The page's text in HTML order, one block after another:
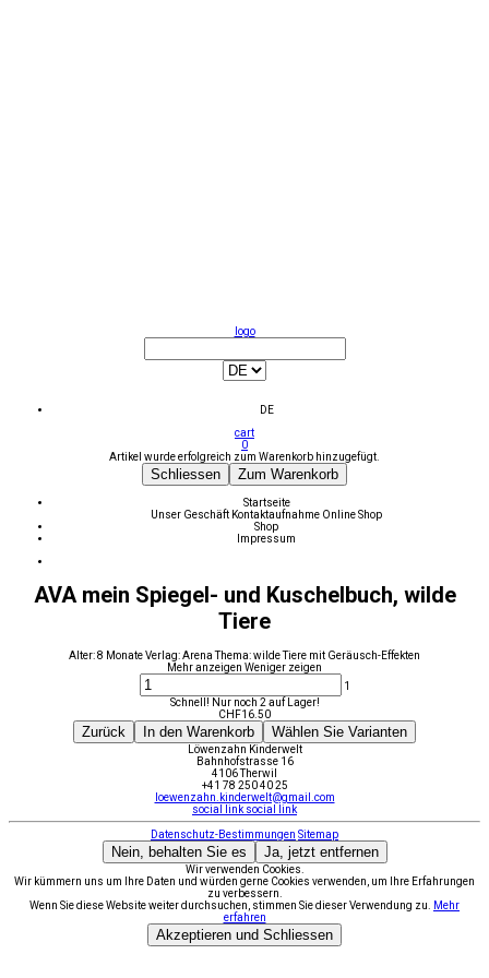
logo
DE
cart
0
Artikel wurde erfolgreich zum Warenkorb hinzugefügt.
Schliessen Zum Warenkorb
Startseite
Unser Geschäft Kontaktaufnahme Online Shop
Shop
Impressum
AVA mein Spiegel- und Kuschelbuch, wilde
Tiere
Alter: 8 Monate Verlag: Arena Thema: wilde Tiere mit Geräusch-Effekten
Mehr anzeigen Weniger zeigen
1
Schnell! Nur noch 2 auf Lager!
CHF16.50
Zurück In den Warenkorb Wählen Sie Varianten
Löwenzahn Kinderwelt
Bahnhofstrasse 16
4106 Therwil
+41 78 250 40 25
loewenzahn.kinderwelt@gmail.com
social link social link
Datenschutz-Bestimmungen Sitemap
Nein, behalten Sie es Ja, jetzt entfernen
Wir verwenden Cookies.
Wir kümmern uns um Ihre Daten und würden gerne Cookies verwenden, um Ihre Erfahrungen
zu verbessern.
Wenn Sie diese Website weiter durchsuchen, stimmen Sie dieser Verwendung zu.
Mehr
erfahren
Akzeptieren und Schliessen